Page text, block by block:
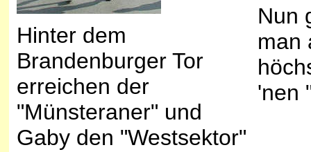
Hinter dem
Brandenburger Tor
erreichen der
"Münsteraner" und
Gaby den "Westsektor"
Nun
man
'nen